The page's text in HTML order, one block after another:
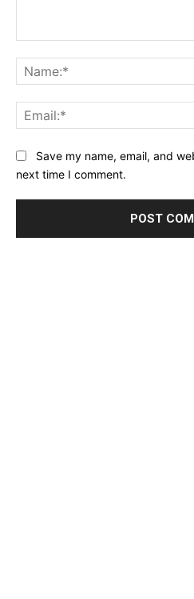
Website:Save my name, email, and
next time I comment.